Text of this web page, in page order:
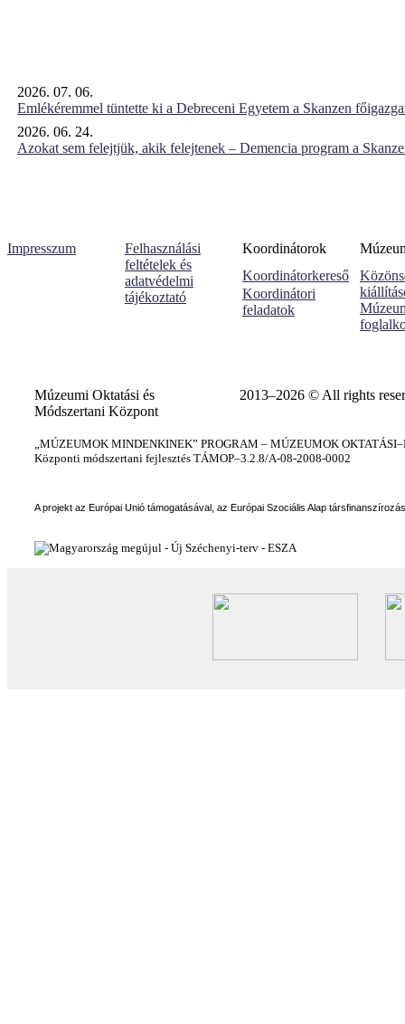
2026. 07. 06.
Emlékéremmel tüntette ki a Debreceni Egyetem a Skanzen
2026. 06. 24.
Azokat sem felejtjük, akik felejtenek – Demencia program a
Impresszum
Felhasználási
feltételek és
adatvédelmi
tájékoztató
Koordinátorok
Koordinátorkereső
Koordinátori
feladatok
Múzeumi Oktatási és
Módszertani Központ
2013–2026 © All rights
„MÚZEUMOK MINDENKINEK” PROGRAM – MÚZEUMOK
Központi módszertani fejlesztés TÁMOP–3.2.8/A-08-2008-0002
A projekt az Európai Unió támogatásával, az Európai Szociális Alap